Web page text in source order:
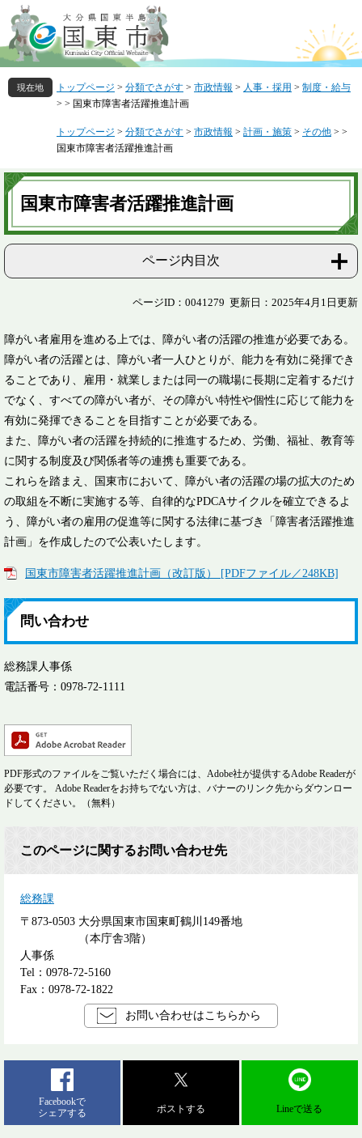
ー
ジ
の
先
頭
ニ
ュ
ー
を
飛
文
へ
トップページ > 分類でさがす > 市政情報 > 人事・採用 > 制度・給与
> > 国東市障害者活躍推進計画
トップページ > 分類でさがす > 市政情報 > 計画・施策 > その他 > >
国東市障害者活躍推進計画
本
文
国東市障害者活躍推進計画
ページ内目次
ページID：0041279 更新日：2025年4月1日更新
障がい者雇用を進める上では、障がい者の活躍の推進が必要である。
障がい者の活躍とは、障がい者一人ひとりが、能力を有効に発揮でき
ることであり、雇用・就業しまたは同一の職場に長期に定着するだけ
でなく、すべての障がい者が、その障がい特性や個性に応じて能力を
有効に発揮できることを目指すことが必要である。
また、障がい者の活躍を持続的に推進するため、労働、福祉、教育等
に関する制度及び関係者等の連携も重要である。
これらを踏まえ、国東市において、障がい者の活躍の場の拡大のため
の取組を不断に実施する等、自律的なPDCAサイクルを確立できるよ
う、障がい者の雇用の促進等に関する法律に基づき「障害者活躍推進
計画」を作成したので公表いたします。
国東市障害者活躍推進計画（改訂版） [PDFファイル／248KB]
問い合わせ
総務課人事係
電話番号：0978-72-1111
PDF形式のファイルをご覧いただく場合には、Adobe社が提供するAdobe Readerが
必要です。
Adobe Readerをお持ちでない方は、バナーのリンク先からダウンロー
ドしてください。（無料）
このページに関するお問い合わせ先
総務課
〒873-0503 大分県国東市国東町鶴川149番地
（本庁舎3階）
人事係
Tel：0978-72-5160
Fax：0978-72-1822
お問い合わせはこちらから
Facebookで
シェアする
ポストする Lineで送る